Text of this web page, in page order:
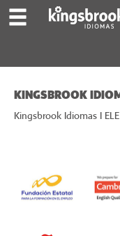
KINGSBROOK
Kingsbrook Idiomas I